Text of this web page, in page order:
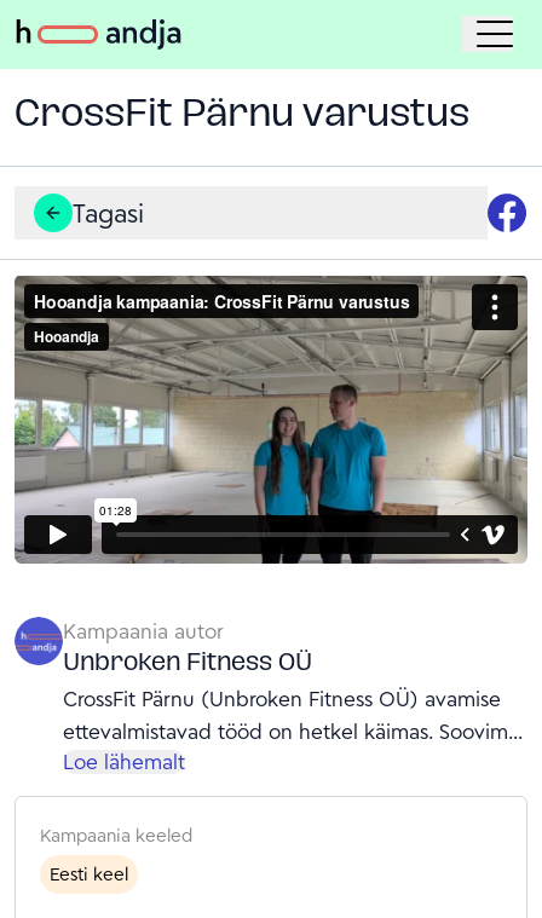
CrossFit Pärnu varustus
Tagasi
Kampaania autor
Unbroken Fitness OÜ
CrossFit Pärnu (Unbroken Fitness OÜ) avamise
ettevalmistavad tööd on hetkel käimas. Soovime
pärnakateni tuua CrossFiti võimaluse ning
plaanime oma saali avada juulikuus.
Loe lähemalt
Kampaania keeled
Eesti keel